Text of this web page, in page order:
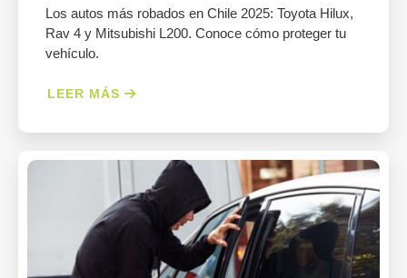
Los autos más robados en Chile 2025: Toyota Hilux,
Rav 4 y Mitsubishi L200. Conoce cómo proteger tu
vehículo.
LEER MÁS